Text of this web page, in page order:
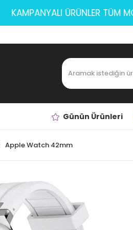
KAMPANYALI ÜRÜNLER
Günün Ürünleri
Apple Watch 42mm